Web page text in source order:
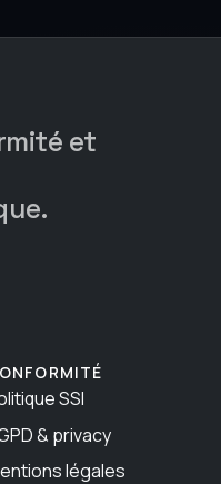
et
SSI
& privacy
légales